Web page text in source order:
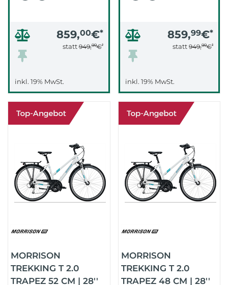
859,00€*
statt949,99€*
inkl. 19% MwSt.
859,99€*
statt 949,99€*
inkl. 19% MwSt.
MORRISON
TREKKING T 2.0
TRAPEZ 52 CM | 28''
MORRISON
TREKKING T 2.0
TRAPEZ 48 CM | 28''